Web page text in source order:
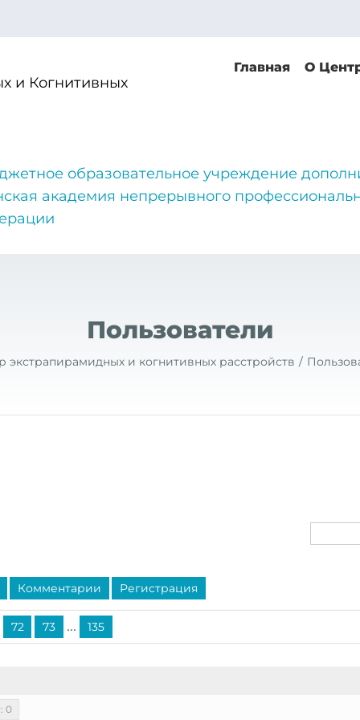
и Когнитивных
Главная О
образовательное учреждение
академия непрерывного
Пользователи
экстрапирамидных и когнитивных расстройств
Комментарии Регистрация
72 73 ... 135
0